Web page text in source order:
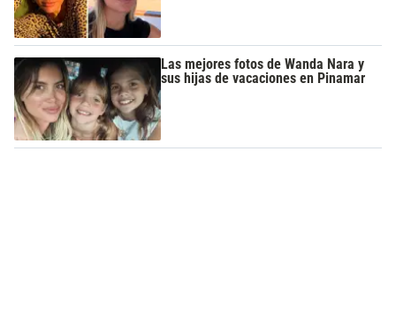
Las mejores fotos de Wanda Nara y
sus hijas de vacaciones en Pinamar